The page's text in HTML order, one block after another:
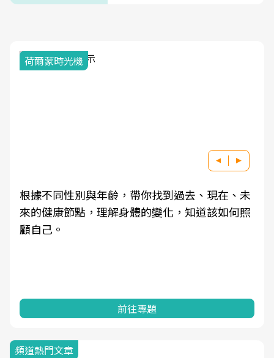
荷爾蒙時光機
根據不同性別與年齡，帶你找到過去、現在、未
來的健康節點，理解身體的變化，知道該如何照
顧自己。
前往專題
頻道熱門文章